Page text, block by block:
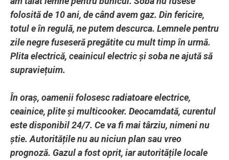
folosită de 10 ani, de când avem gaz. Din fericire,
totul e în regulă, ne putem descurca. Lemnele pentru
zile negre fuseseră pregătite cu mult timp în urmă.
Plita electrică, ceainicul electric și soba ne ajută să
supraviețuim.
În oraș, oamenii folosesc radiatoare electrice,
ceainice, plite și multicooker. Deocamdată, curentul
este disponibil 24/7. Ce va fi mai târziu, nimeni nu
știe. Autoritățile nu au niciun plan sau vreo
prognoză. Gazul a fost oprit, iar autoritățile locale